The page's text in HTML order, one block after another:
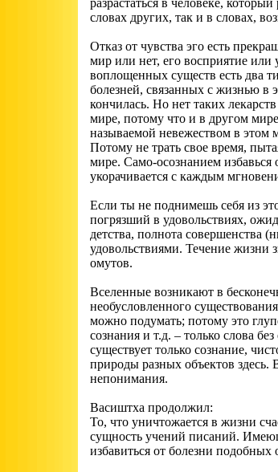
разрастаться в человеке,
словах других, так и в словах,
Отказ от чувства эго есть
мир или нет, его восприятие или
воплощенных существ есть два
болезней, связанных с жизнью
кончилась. Но нет таких
мире, потому что и в другом
называемой невежеством в этом
Потому не трать свое время,
мире. Само-осознанием
укорачивается с каждым
Если ты не поднимешь себя из
погрязший в удовольствиях,
детства, полнота совершенства
удовольствиями. Течение жизни
омутов.
Вселенные возникают в
необусловленного
можно подумать; потому это
сознания и т.д. – только слова
существует только сознание,
природы разных объектов здесь.
непонимания.
Васиштха продолжил:
То, что уничтожается в жизни
сущность учений писаний.
избавиться от болезни